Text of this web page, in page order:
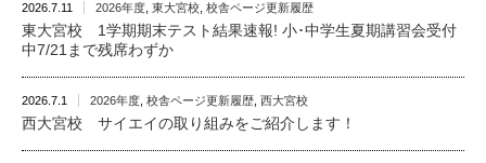
2026.7.11 2026年度 東大宮校 校舎ページ更新履歴
東大宮校 1学期期末テスト結果速報! 小･中学生夏期講習会受付
中7/21まで残席わずか
2026.7.1 2026年度 校舎ページ更新履歴 西大宮校
西大宮校 サイエイの取り組みをご紹介します！